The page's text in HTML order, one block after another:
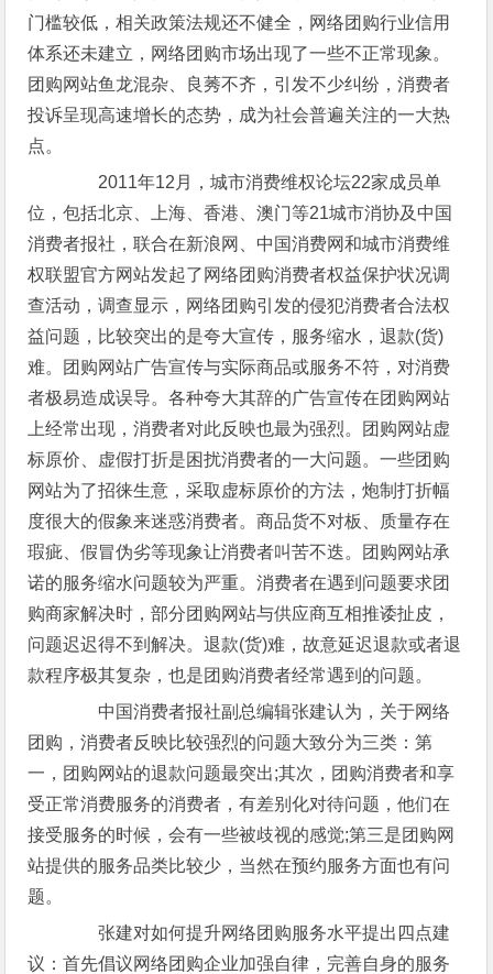
门槛较低，相关政策法规还不健全，网络团购行业信用
体系还未建立，网络团购市场出现了一些不正常现象。
团购网站鱼龙混杂、良莠不齐，引发不少纠纷，消费者
投诉呈现高速增长的态势，成为社会普遍关注的一大热
点。
2011年12月，城市消费维权论坛22家成员单
位，包括北京、上海、香港、澳门等21城市消协及中国
消费者报社，联合在新浪网、中国消费网和城市消费维
权联盟官方网站发起了网络团购消费者权益保护状况调
查活动，调查显示，网络团购引发的侵犯消费者合法权
益问题，比较突出的是夸大宣传，服务缩水，退款(货)
难。团购网站广告宣传与实际商品或服务不符，对消费
者极易造成误导。各种夸大其辞的广告宣传在团购网站
上经常出现，消费者对此反映也最为强烈。团购网站虚
标原价、虚假打折是困扰消费者的一大问题。一些团购
网站为了招徕生意，采取虚标原价的方法，炮制打折幅
度很大的假象来迷惑消费者。商品货不对板、质量存在
瑕疵、假冒伪劣等现象让消费者叫苦不迭。团购网站承
诺的服务缩水问题较为严重。消费者在遇到问题要求团
购商家解决时，部分团购网站与供应商互相推诿扯皮，
问题迟迟得不到解决。退款(货)难，故意延迟退款或者退
款程序极其复杂，也是团购消费者经常遇到的问题。
中国消费者报社副总编辑张建认为，关于网络
团购，消费者反映比较强烈的问题大致分为三类：第
一，团购网站的退款问题最突出;其次，团购消费者和享
受正常消费服务的消费者，有差别化对待问题，他们在
接受服务的时候，会有一些被歧视的感觉;第三是团购网
站提供的服务品类比较少，当然在预约服务方面也有问
题。
张建对如何提升网络团购服务水平提出四点建
议：首先倡议网络团购企业加强自律，完善自身的服务